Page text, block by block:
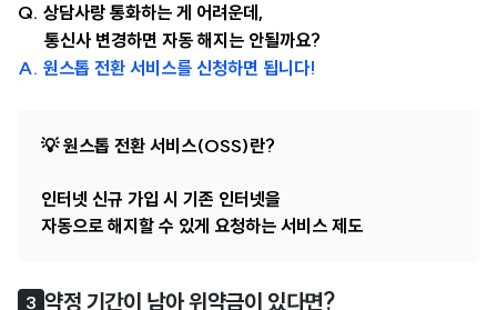
Q. 상담사랑 통화하는 게 어려운데,
통신사 변경하면 자동 해지는 안될까요?
A. 원스톱 전환 서비스를 신청하면 됩니다!
💡 원스톱 전환 서비스(OSS)란?
인터넷 신규 가입 시 기존 인터넷을
자동으로 해지할 수 있게 요청하는 서비스 제도
3 약정 기간이 남아 위약금이 있다면?